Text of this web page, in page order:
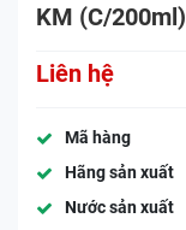
KM (C/200ml)
Liên hệ
Mã hàng
Hãng sản xuất
Nước sản xuất